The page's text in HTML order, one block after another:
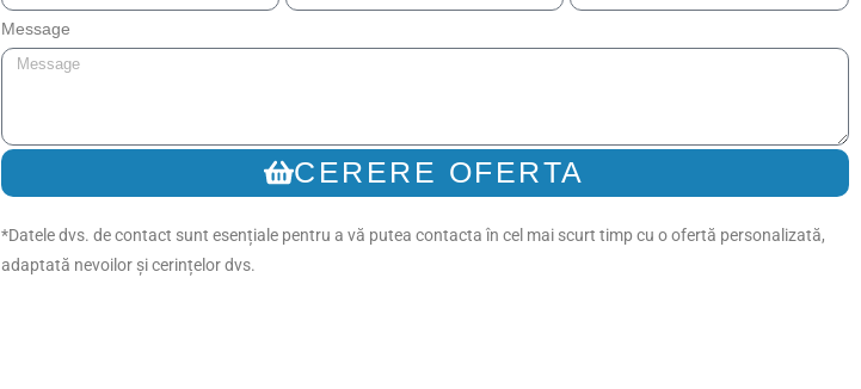
Message
CERERE OFERTA
*Datele dvs. de contact sunt esențiale pentru a vă putea contacta în cel mai scurt timp cu o ofertă personalizată,
adaptată nevoilor și cerințelor dvs.